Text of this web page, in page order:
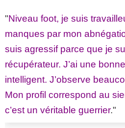
"Niveau foot, je suis
manques par mon
suis agressif parce que je
récupérateur. J’ai une
intelligent. J’observe
Mon profil correspond au
c’est un véritable guerrier."